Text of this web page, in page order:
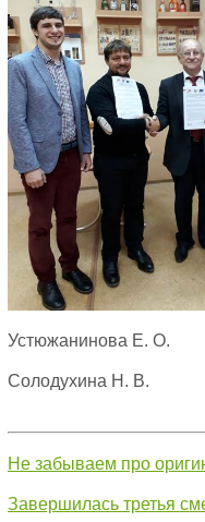
Устюжанинова Е. О.
Солодухина Н. В.
Не забываем про
Завершилась третья